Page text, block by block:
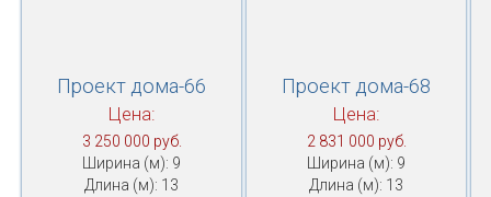
Проект дома-66
Цена:
3 250 000 руб.
Ширина (м): 9
Длина (м): 13
Проект дома-68
Цена:
2 831 000 руб.
Ширина (м): 9
Длина (м): 13